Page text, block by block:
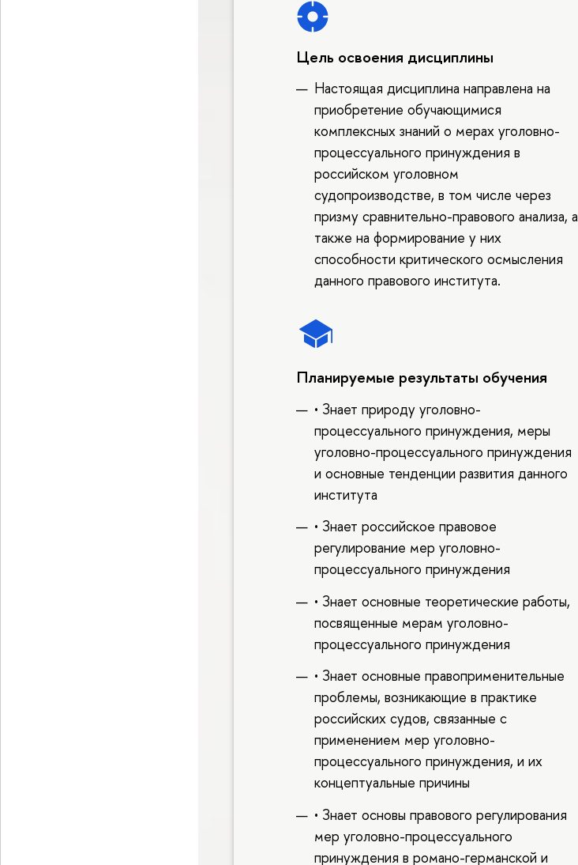
Цель освоения дисциплины
Настоящая дисциплина направлена на
приобретение обучающимися
комплексных знаний о мерах уголовно-
процессуального принуждения в
российском уголовном
судопроизводстве, в том числе через
призму сравнительно-правового анализа, а
также на формирование у них
способности критического осмысления
данного правового института.
Планируемые результаты обучения
• Знает природу уголовно-
процессуального принуждения, меры
уголовно-процессуального принуждения
и основные тенденции развития данного
института
• Знает российское правовое
регулирование мер уголовно-
процессуального принуждения
• Знает основные теоретические работы,
посвященные мерам уголовно-
процессуального принуждения
• Знает основные правоприменительные
проблемы, возникающие в практике
российских судов, связанные с
применением мер уголовно-
процессуального принуждения, и их
концептуальные причины
• Знает основы правового регулирования
мер уголовно-процессуального
принуждения в романо-германской и